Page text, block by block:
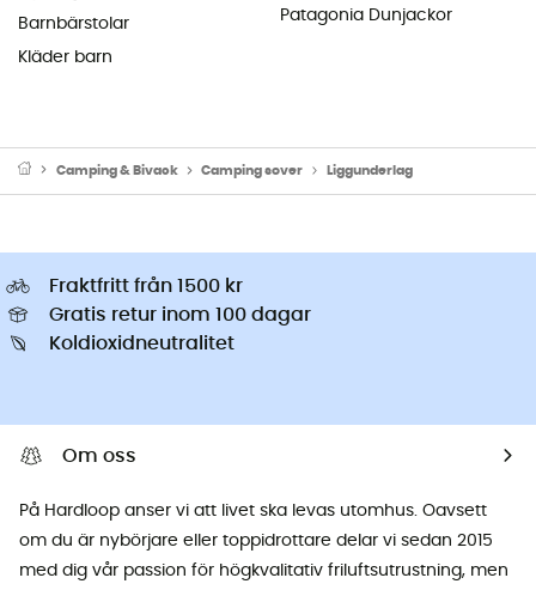
Barnbärstolar
Kläder barn
Patagonia Dunjackor
Camping & Bivack Camping sover Liggunderlag
Fraktfritt från 1500 kr
Gratis retur inom 100 dagar
Koldioxidneutralitet
Om oss
På Hardloop anser vi att livet ska levas utomhus. Oavsett
om du är nybörjare eller toppidrottare delar vi sedan 2015
med dig vår passion för högkvalitativ friluftsutrustning, men